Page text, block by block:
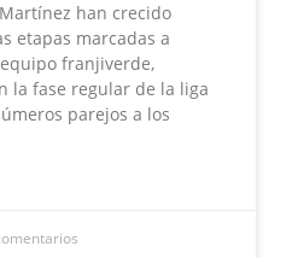
han crecido
etapas marcadas a
franjiverde,
la fase regular de la liga
parejos a los